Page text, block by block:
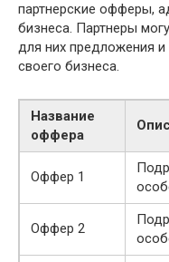
партнерские офферы,
бизнеса. Партнеры
для них предложения и
своего бизнеса.
Название
оффера
Оффер 1
Оффер 2